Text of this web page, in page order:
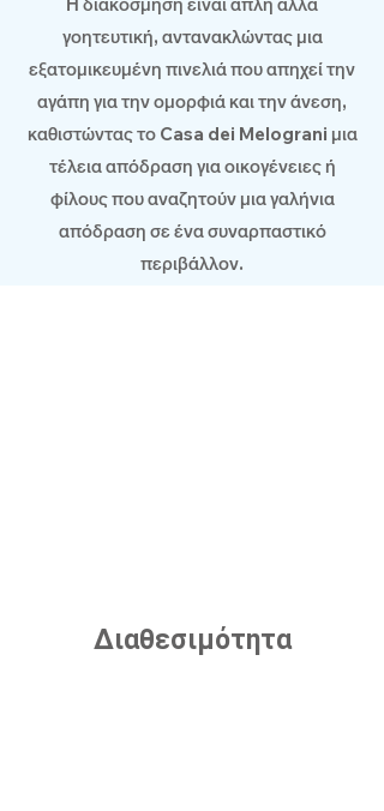
γοητευτική, αντανακλώντας μια
εξατομικευμένη πινελιά που απηχεί την
αγάπη για την ομορφιά και την άνεση,
καθιστώντας το Casa dei Melograni μια
τέλεια απόδραση για οικογένειες ή
φίλους που αναζητούν μια γαλήνια
απόδραση σε ένα συναρπαστικό
περιβάλλον.
Διαθεσιμότητα